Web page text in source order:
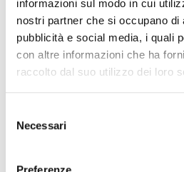
informazioni sul modo in cui
nostri partner che si occupano di
pubblicità e social media, i quali
con altre informazioni che ha
raccolto dal suo utilizzo dei loro
delNecessari
Preferenze
Collaboriamo solo con
tu possa spedire i tuoi